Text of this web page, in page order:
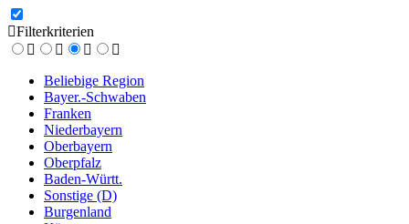
Filterkriterien
Beliebige Region
Bayer.-Schwaben
Franken
Niederbayern
Oberbayern
Oberpfalz
Baden-Württ.
Sonstige (D)
Burgenland